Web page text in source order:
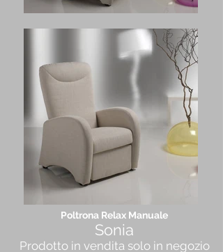
Poltrona Relax Manuale
Sonia
Prodotto in vendita solo in negozio